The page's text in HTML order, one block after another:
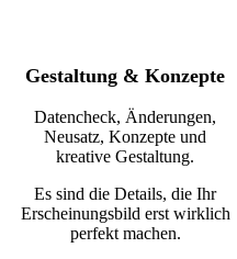
Gestaltung & Konzepte
Datencheck, Änderungen,
Neusatz, Konzepte und
kreative Gestaltung.
Es sind die Details, die Ihr
Erscheinungsbild erst wirklich
perfekt machen.